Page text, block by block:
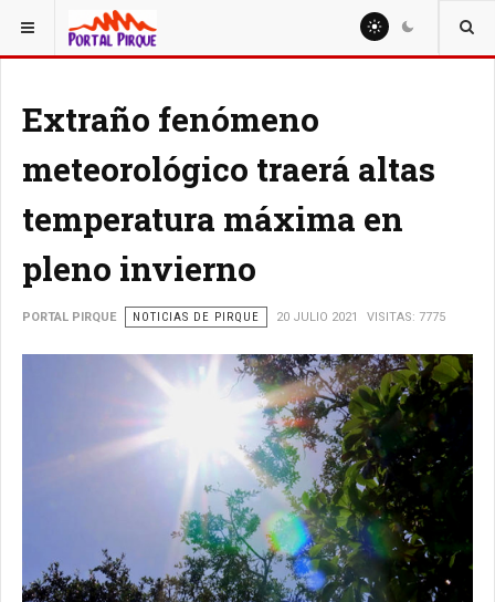
ESTÁ AQUÍ: NOTICIAS
Extraño fenómeno
meteorológico traerá altas
temperatura máxima en
pleno invierno
PORTAL PIRQUE NOTICIAS DE PIRQUE 20 JULIO 2021 VISITAS: 7775